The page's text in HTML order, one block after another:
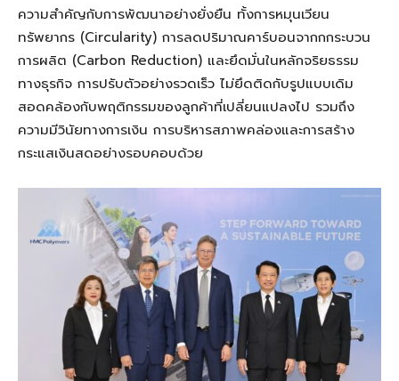
ความสำคัญกับการพัฒนาอย่างยั่งยืน ทั้งการหมุนเวียน
ทรัพยากร (Circularity) การลดปริมาณคาร์บอนจากกกระบวน
การผลิต (Carbon Reduction) และยึดมั่นในหลักจริยธรรม
ทางธุรกิจ การปรับตัวอย่างรวดเร็ว ไม่ยึดติดกับรูปแบบเดิม
สอดคล้องกับพฤติกรรมของลูกค้าที่เปลี่ยนแปลงไป รวมถึง
ความมีวินัยทางการเงิน การบริหารสภาพคล่องและการสร้าง
กระแสเงินสดอย่างรอบคอบด้วย